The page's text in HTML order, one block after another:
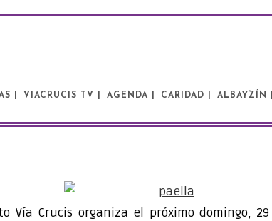
| VIACRUCIS TV | AGENDA | CARIDAD | ALBAYZÍN |
Vía Crucis organiza el próximo domingo,